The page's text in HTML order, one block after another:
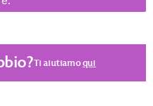
Ti aiutiamoqui